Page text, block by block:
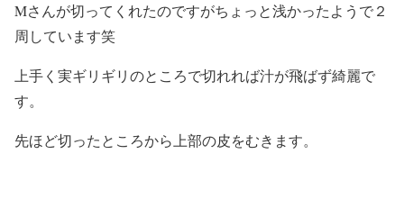
Mさんが切ってくれたのですがちょっと浅かったようで２
周しています笑
上手く実ギリギリのところで切れれば汁が飛ばず綺麗で
す。
先ほど切ったところから上部の皮をむきます。